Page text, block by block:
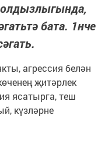
бата. 1нче
агрессия белән
җитәрлек
ясатырга, теш
күзләрне